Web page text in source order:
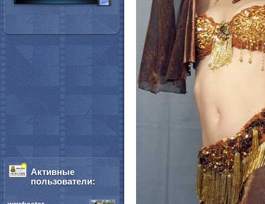
Активные
пользователи: